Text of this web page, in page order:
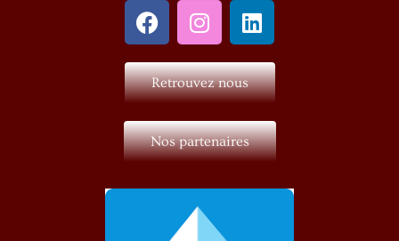
Retrouvez nous
Nos partenaires